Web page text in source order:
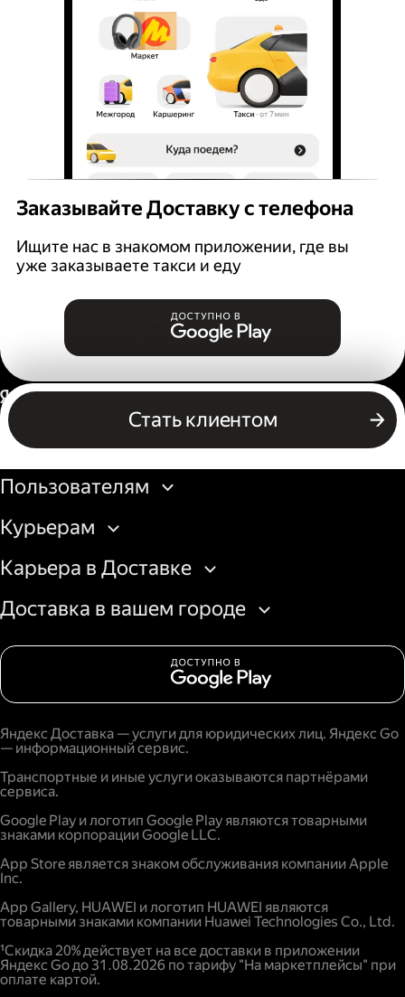
Заказывайте Доставку с телефона
Ищите нас в знакомом приложении, где вы
уже заказываете такси и еду
Стать клиентом
Россия
Бизнесу
Пользователям
Курьерам
Карьера в Доставке
Доставка в вашем городе
Яндекс Доставка — услуги для юридических лиц. Яндекс Go
— информационный сервис.
Транспортные и иные услуги оказываются партнёрами
сервиса.
Google Play и логотип Google Play являются товарными
знаками корпорации Google LLC.
App Store является знаком обслуживания компании Apple
Inc.
App Gallery, HUAWEI и логотип HUAWEI являются
товарными знаками компании Huawei Technologies Co., Ltd.
¹Скидка 20% действует на все доставки в приложении
Яндекс Go до 31.08.2026 по тарифу "На маркетплейсы" при
оплате картой.